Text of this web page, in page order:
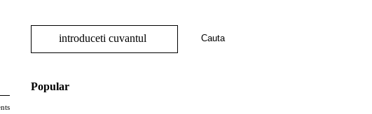
introduceti cuvantul
Popular